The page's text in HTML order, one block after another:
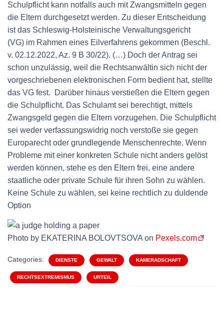
Schulpflicht kann notfalls auch mit Zwangsmitteln gegen
die Eltern durchgesetzt werden. Zu dieser Entscheidung
ist das Schleswig-Holsteinische Verwaltungsgericht
(VG) im Rahmen eines Eilverfahrens gekommen (Beschl.
v. 02.12.2022, Az. 9 B 30/22). (…) Doch der Antrag sei
schon unzulässig, weil die Rechtsanwältin sich nicht der
vorgeschriebenen elektronischen Form bedient hat, stellte
das VG fest. Darüber hinaus verstießen die Eltern gegen
die Schulpflicht. Das Schulamt sei berechtigt, mittels
Zwangsgeld gegen die Eltern vorzugehen. Die Schulpflicht
sei weder verfassungswidrig noch verstoße sie gegen
Europarecht oder grundlegende Menschenrechte. Wenn
Probleme mit einer konkreten Schule nicht anders gelöst
werden können, stehe es den Eltern frei, eine andere
staatliche oder private Schule für ihren Sohn zu wählen.
Keine Schule zu wählen, sei keine rechtlich zu duldende
Option
Photo by EKATERINA BOLOVTSOVA on Pexels.com
Categories: DIENSTE GEWALT KAMERADSCHAFT
RECHTSEXTREMISMUS URTEIL